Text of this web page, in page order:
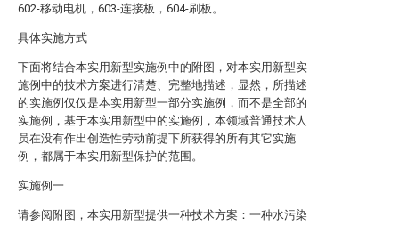
602-移动电机，603-连接板，604-刷板。
具体实施方式
下面将结合本实用新型实施例中的附图，对本实用新型实
施例中的技术方案进行清楚、完整地描述，显然，所描述
的实施例仅仅是本实用新型一部分实施例，而不是全部的
实施例，基于本实用新型中的实施例，本领域普通技术人
员在没有作出创造性劳动前提下所获得的所有其它实施
例，都属于本实用新型保护的范围。
实施例一
请参阅附图，本实用新型提供一种技术方案：一种水污染